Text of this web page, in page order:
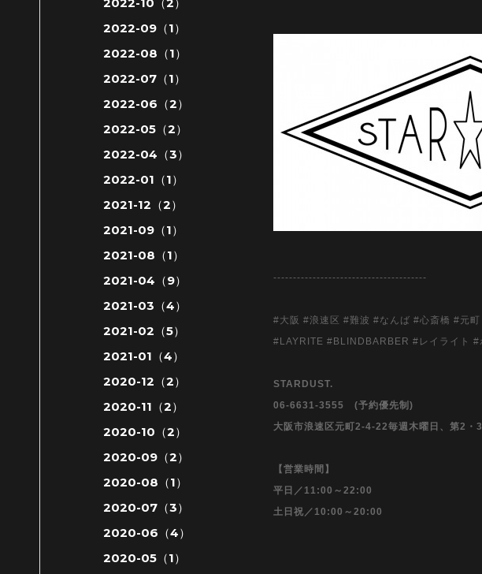
---------------------------------------
#大阪 #浪速区 #難波 #なんば #心斎橋 #元
#LAYRITE #BLINDBARBER #レイライト #
STARDUST.
06-6631-3555 (予約優先制)
大阪市浪速区元町2-4-22毎週木曜日、第2・
【営業時間】
平日／11:00～22:00
土日祝／10:00～20:00
2022-09（1）
2022-08（1）
2022-07（1）
2022-06（2）
2022-05（2）
2022-04（3）
2022-01（1）
2021-12（2）
2021-09（1）
2021-08（1）
2021-04（9）
2021-03（4）
2021-02（5）
2021-01（4）
2020-12（2）
2020-11（2）
2020-10（2）
2020-09（2）
2020-08（1）
2020-07（3）
2020-06（4）
2020-05（1）